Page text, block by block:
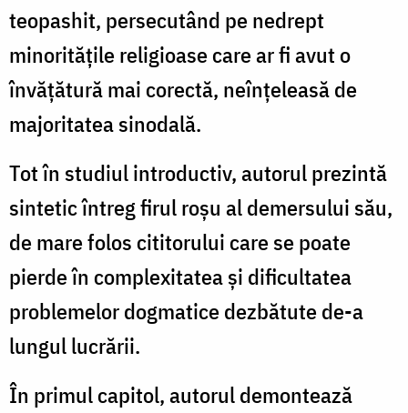
teopashit, persecutând pe nedrept
minorităţile religioase care ar fi avut o
învăţătură mai corectă, neînţeleasă de
majoritatea sinodală.
Tot în studiul introductiv, autorul prezintă
sintetic întreg firul roşu al demersului său,
de mare folos cititorului care se poate
pierde în complexitatea şi dificultatea
problemelor dogmatice dezbătute de-a
lungul lucrării.
În primul capitol, autorul demontează